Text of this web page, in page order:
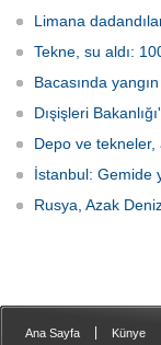
Limana
Tekne, su aldı:
Bacasında
Dışişleri
Depo ve
İstanbul: Gemide
Rusya, Azak
Ana Sayfa Künye